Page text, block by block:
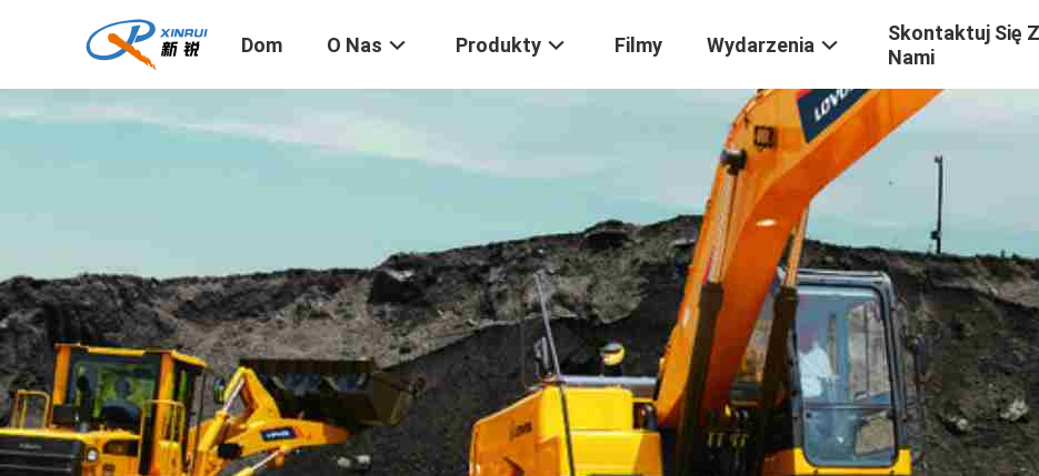
Dom O Nas Produkty Filmy Wydarzenia
Skontaktuj Się Z
Nami